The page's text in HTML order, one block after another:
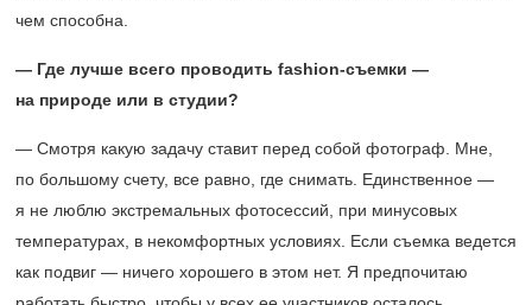
чем способна.
— Где лучше всего проводить fashion-съемки —
на природе или в студии?
— Смотря какую задачу ставит перед собой фотограф. Мне,
по большому счету, все равно, где снимать. Единственное —
я не люблю экстремальных фотосессий, при минусовых
температурах, в некомфортных условиях. Если съемка ведется
как подвиг — ничего хорошего в этом нет. Я предпочитаю